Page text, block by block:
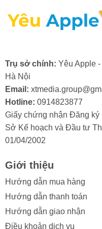
iPad Pro M4 11
Màn hình iPad Pro M4
trọng và có giá trị, do
thường khiến người
nguyên nhân gây ra
động phòng tránh và
Trong quá trình sử
gặp phải tình trạng hư
xuất phát từ một số lý do
- Va đập mạnh: Điện
Trụ sở chính: Yêu Apple
Hà Nội
Email:
Hotline: 0914823877
Giấy chứng nhận Đăng ký
Sở Kế hoạch và Đầu tư
01/04/2002
Giới thiệu
Hướng dẫn mua hàng
Hướng dẫn thanh toán
Hướng dẫn giao nhận
Điều khoản dịch vụ